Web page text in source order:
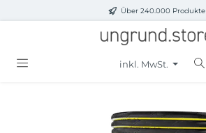
Zum Hauptinhalt springenÜber 240.000 Produkte
inkl. MwSt.